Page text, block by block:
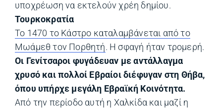
υποχρέωση να εκτελούν χρέη δημίου.
Τουρκοκρατία
Το 1470 το Κάστρο καταλαμβάνεται από το
Μωάμεθ τον Πορθητή. Η σφαγή ήταν τρομερή.
Οι Γενίτσαροι φυγάδευαν με αντάλλαγμα
χρυσό και πολλοί Εβραίοι διέφυγαν στη Θήβα,
όπου υπήρχε μεγάλη Εβραϊκή Κοινότητα.
Από την περίοδο αυτή η Χαλκίδα και μαζί η